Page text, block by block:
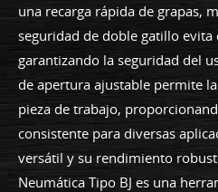
una recarga rápida de grapas,
seguridad de doble gatillo evita
garantizando la seguridad del
de apertura ajustable permite
pieza de trabajo,
consistente para diversas
versátil y su rendimiento
Neumática Tipo BJ es una